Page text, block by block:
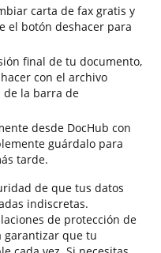
carta de fax gratis y
el botón deshacer para
final de tu documento,
con el archivo
de la barra de
desde DocHub con
guárdalo para
tarde.
de que tus datos
indiscretas.
de protección de
garantizar que tu